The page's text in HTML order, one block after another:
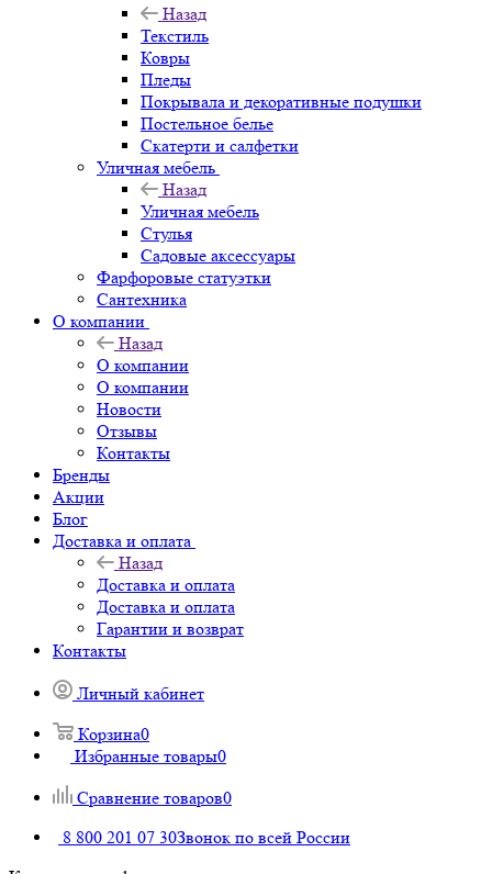
Назад
Текстиль
Ковры
Пледы
Покрывала и декоративные подушки
Постельное белье
Скатерти и салфетки
Уличная мебель
Назад
Уличная мебель
Стулья
Садовые аксессуары
Фарфоровые статуэтки
Сантехника
О компании
Назад
О компании
О компании
Новости
Отзывы
Контакты
Бренды
Акции
Блог
Доставка и оплата
Назад
Доставка и оплата
Доставка и оплата
Гарантии и возврат
Контакты
Личный кабинет
Корзина0
Избранные товары0
Сравнение товаров0
8 800 201 07 30Звонок по всей России